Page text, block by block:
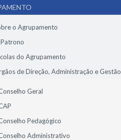
o Agrupamento
do Agrupamento
de Direção, Administração e Gestão
Geral
Pedagógico
Administrativo